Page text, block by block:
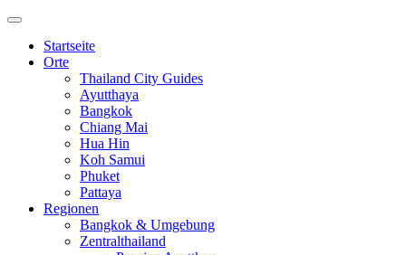
Startseite
Orte
Thailand City Guides
Ayutthaya
Bangkok
Chiang Mai
Hua Hin
Koh Samui
Phuket
Pattaya
Regionen
Bangkok & Umgebung
Zentralthailand